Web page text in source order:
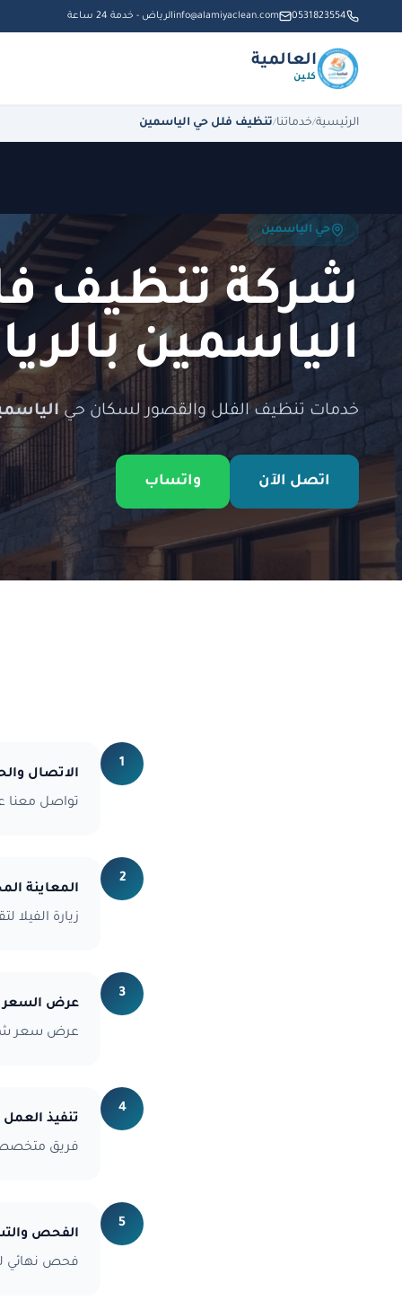
انتقل للمحتوى الرئيسي
0531823554
info@alamiyaclean.comالرياض - خدمة 24 ساعة
العالمية
كلين
الرئيسية/خدماتنا/تنظيف فلل حي الياسمين
حي الياسمين
شركة تنظيف
الياسمين
خدمات تنظيف الفلل والقصور لسكان حي
اتصل الآن واتساب
1
الاتصال
تواصل معنا
2
المعاينة
زيارة الفيلا
3
عرض السعر
عرض سعر
4
تنفيذ العمل
فريق متخصص
5
الفحص
فحص نهائي